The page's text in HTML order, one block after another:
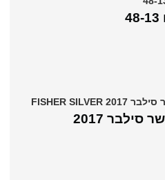
אופניים חשמליות פישר סילבר 2017